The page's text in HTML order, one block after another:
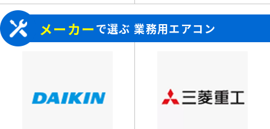
メーカーで選ぶ 業務用エアコン